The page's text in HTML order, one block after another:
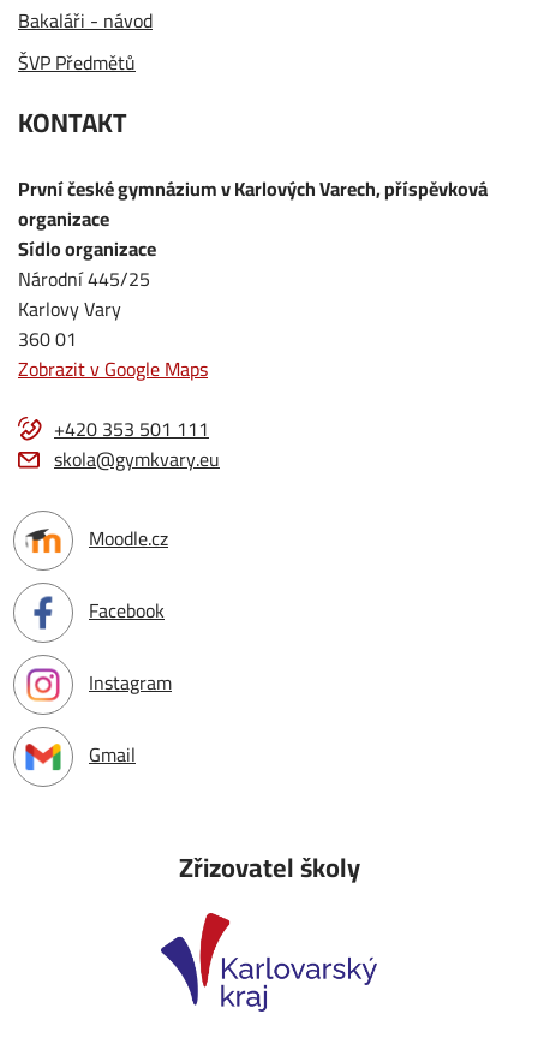
Bakaláři - návod
ŠVP Předmětů
KONTAKT
První české gymnázium v Karlových Varech, příspěvková
organizace
Sídlo organizace
Národní 445/25
Karlovy Vary
360 01
Zobrazit v Google Maps
+420 353 501 111
skola@gymkvary.eu
Moodle.cz
Facebook
Instagram
Gmail
Zřizovatel školy